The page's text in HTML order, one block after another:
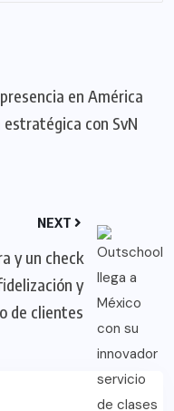
en América
con SvN
NEXT
y un check
y
de clientes